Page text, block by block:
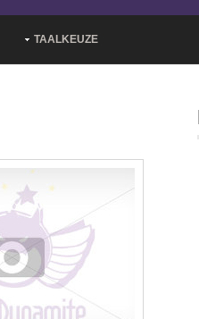
TAALKEUZE